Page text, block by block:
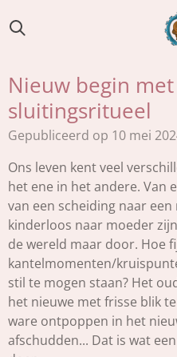
direct
hoofdinhoud
Nieuw begin
sluitingsritueel
Gepubliceerd op 10 mei
Ons leven kent veel
het ene in het andere. Van
van een scheiding naar
kinderloos naar moeder
de wereld maar door. Hoe
kantelmomenten/
stil te mogen staan? Het
het nieuwe met frisse blik
ware ontpoppen in het
afschudden... Dat is wat